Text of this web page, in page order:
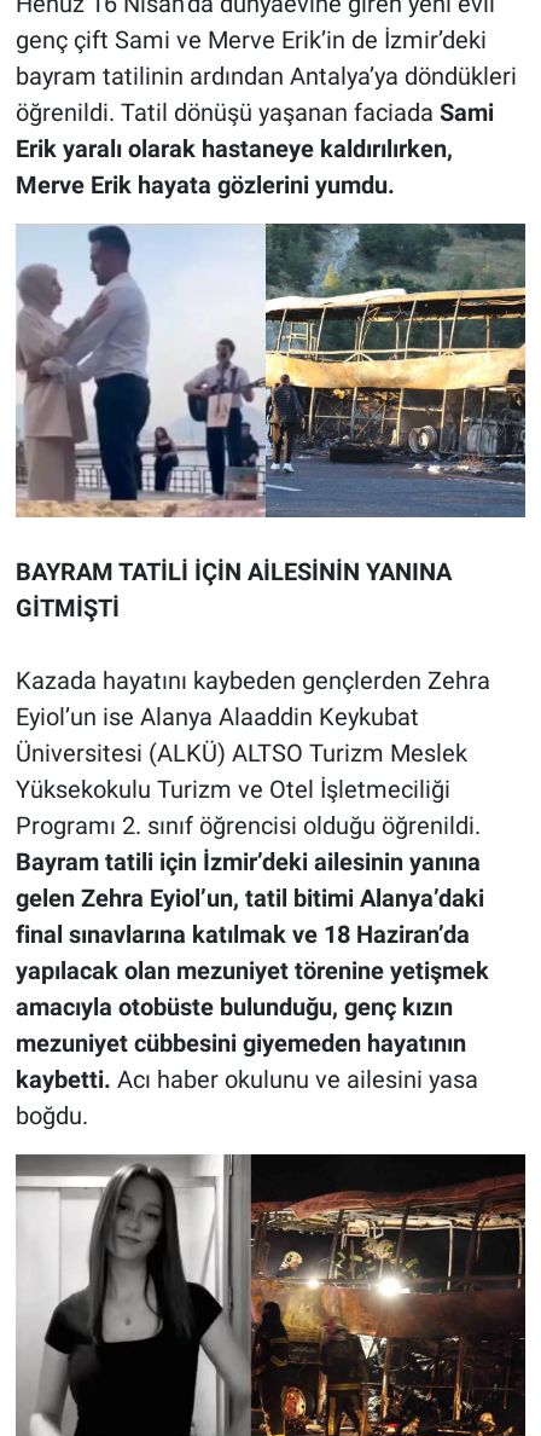
genç çift Sami ve Merve Erik’in de İzmir’deki
bayram tatilinin ardından Antalya’ya döndükleri
öğrenildi. Tatil dönüşü yaşanan faciada Sami
Erik yaralı olarak hastaneye kaldırılırken,
Merve Erik hayata gözlerini yumdu.
BAYRAM TATİLİ İÇİN AİLESİNİN YANINA
GİTMİŞTİ
Kazada hayatını kaybeden gençlerden Zehra
Eyiol’un ise Alanya Alaaddin Keykubat
Üniversitesi (ALKÜ) ALTSO Turizm Meslek
Yüksekokulu Turizm ve Otel İşletmeciliği
Programı 2. sınıf öğrencisi olduğu öğrenildi.
Bayram tatili için İzmir’deki ailesinin yanına
gelen Zehra Eyiol’un, tatil bitimi Alanya’daki
final sınavlarına katılmak ve 18 Haziran’da
yapılacak olan mezuniyet törenine yetişmek
amacıyla otobüste bulunduğu, genç kızın
mezuniyet cübbesini giyemeden hayatının
kaybetti. Acı haber okulunu ve ailesini yasa
boğdu.